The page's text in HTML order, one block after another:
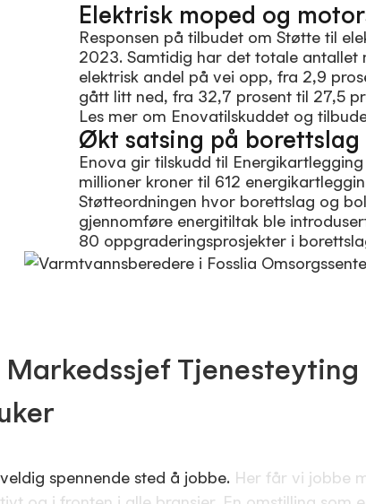
Elektrisk moped og
Responsen på tilbudet om Støtte til
2023. Samtidig har det totale
elektrisk andel på vei opp, fra 2,9
gått litt ned, fra 32,7 prosent til 27,5
Les mer om Enovatilskuddet og
Økt satsing på
Enova gir tilskudd til
millioner kroner til 612
Støtteordningen hvor borettslag og
gjennomføre energitiltak ble
80 oppgraderingsprosjekter i
Tjenesteyting
spennende sted å jobbe. Her får vi jobbe